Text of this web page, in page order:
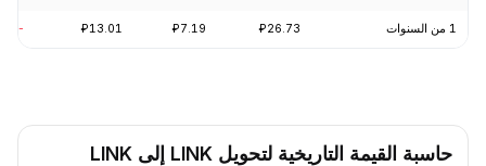
1 من السنوات ₽26.73
₽7.19
₽13.01
-63.46%
حاسبة القيمة التاريخية لتحويل LINK إلى LINK